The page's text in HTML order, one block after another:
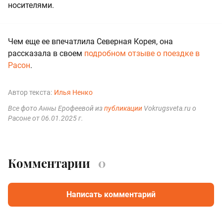
носителями.
Чем еще ее впечатлила Северная Корея, она
рассказала в своем подробном отзыве о поездке в
Расон.
Автор текста: Илья Ненко
Все фото Анны Ерофеевой изпубликации Vokrugsveta.ru о
Расоне от 06.01.2025 г.
Комментарии 0
Написать комментарий